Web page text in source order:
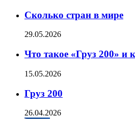
Сколько стран в мире
29.05.2026
Что такое «Груз 200» и
15.05.2026
Груз 200
26.04.2026